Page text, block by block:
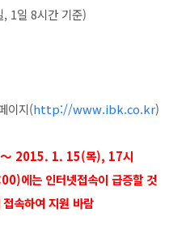
1일 8시간 기준)
이지(http://www.ibk.co.kr)
2015. 1. 15(목), 17시
에는 인터넷접속이 급증할 것
속하여 지원 바람